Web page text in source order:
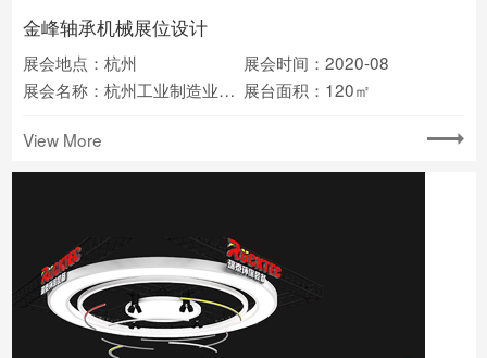
金峰轴承机械展位设计
展会地点：杭州
展会时间：2020-08
展会名称：杭州工业制造业博览会 展台面积：120㎡
View More